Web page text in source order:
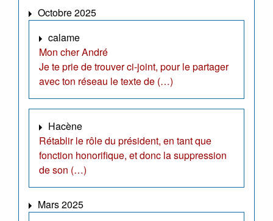
Octobre 2025
calame
Mon cher André
Je te prie de trouver ci-joint, pour le partager
avec ton réseau le texte de (…)
Hacène
Rétablir le rôle du président, en tant que
fonction honorifique, et donc la suppression
de son (…)
Mars 2025